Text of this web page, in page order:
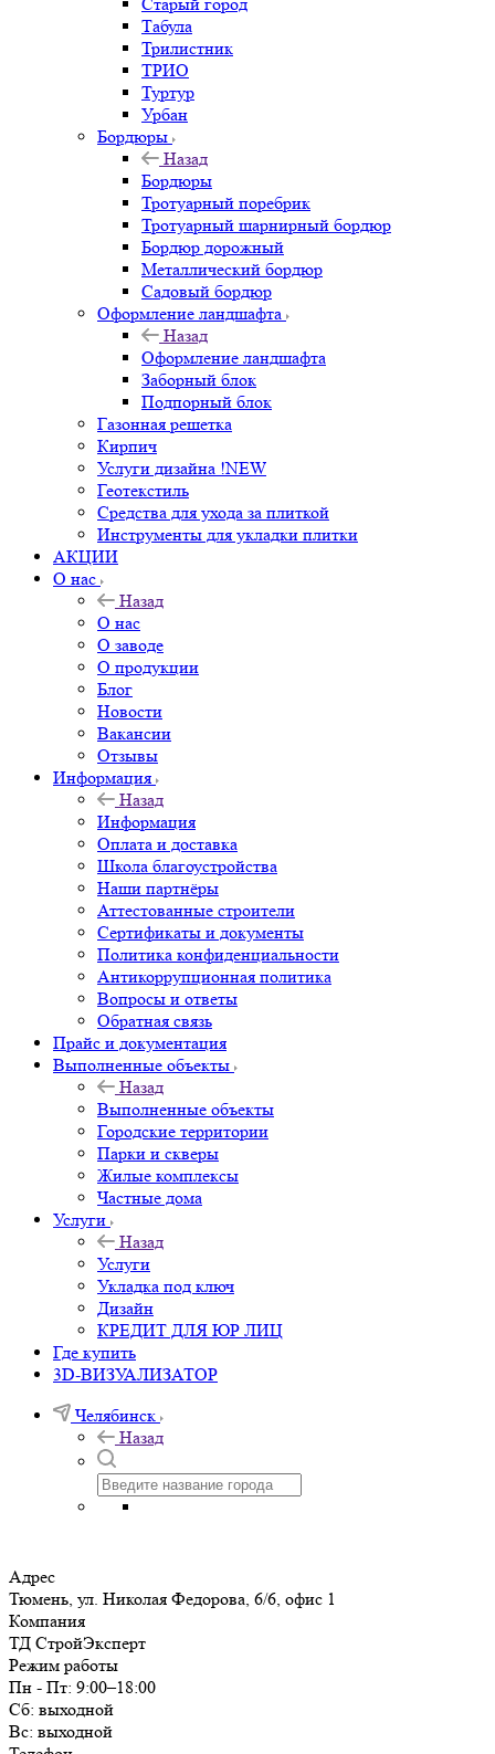
Табула
Трилистник
ТРИО
Туртур
Урбан
Бордюры
Назад
Бордюры
Тротуарный поребрик
Тротуарный шарнирный бордюр
Бордюр дорожный
Металлический бордюр
Садовый бордюр
Оформление ландшафта
Назад
Оформление ландшафта
Заборный блок
Подпорный блок
Газонная решетка
Кирпич
Услуги дизайна !NEW
Геотекстиль
Средства для ухода за плиткой
Инструменты для укладки плитки
АКЦИИ
О нас
Назад
О нас
О заводе
О продукции
Блог
Новости
Вакансии
Отзывы
Информация
Назад
Информация
Оплата и доставка
Школа благоустройства
Наши партнёры
Аттестованные строители
Сертификаты и документы
Политика конфиденциальности
Антикоррупционная политика
Вопросы и ответы
Обратная связь
Прайс и документация
Выполненные объекты
Назад
Выполненные объекты
Городские территории
Парки и скверы
Жилые комплексы
Частные дома
Услуги
Назад
Услуги
Укладка под ключ
Дизайн
КРЕДИТ ДЛЯ ЮР ЛИЦ
Где купить
3D-ВИЗУАЛИЗАТОР
Челябинск
Назад
Адрес
Тюмень, ул. Николая Федорова, 6/6, офис 1
Компания
ТД СтройЭксперт
Режим работы
Пн - Пт: 9:00–18:00
Сб: выходной
Вс: выходной